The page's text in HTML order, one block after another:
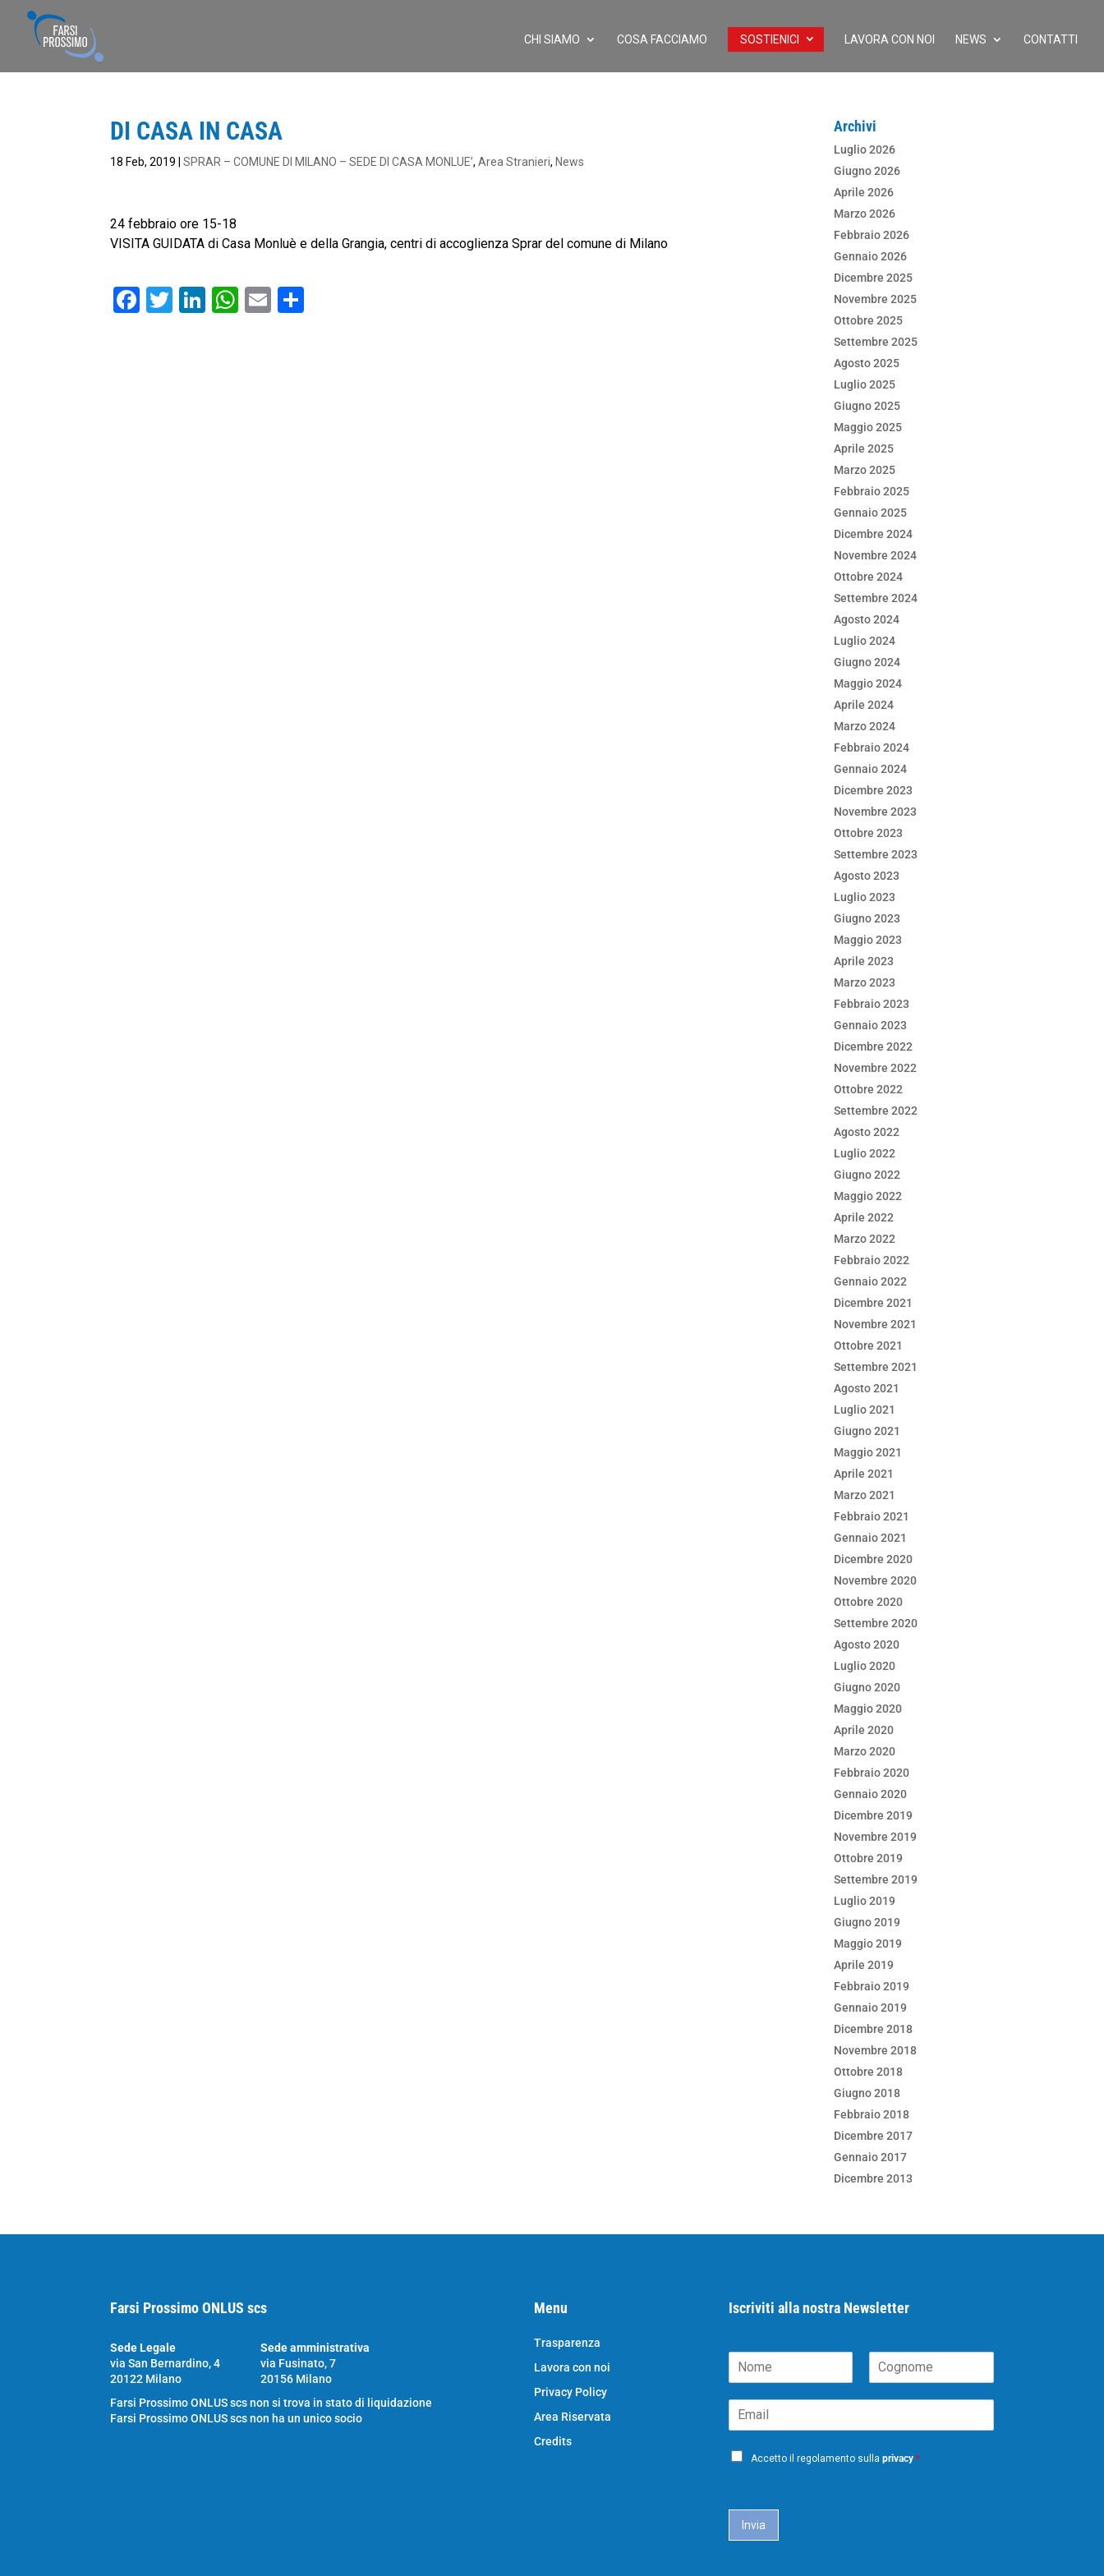
CHI SIAMO COSA FACCIAMO SOSTIENICI LAVORA CON NOI NEWS CONTATTI
DI CASA IN CASA
18 Feb, 2019 |SPRAR – COMUNE DI MILANO – SEDE DI CASA MONLUE’,Area Stranieri, News
24 febbraio ore 15-18
VISITA GUIDATA di Casa Monluè e della Grangia, centri di accoglienza Sprar del comune di Milano
F
T
Li W E
Archivi
Luglio 2026
Giugno 2026
Aprile 2026
Marzo 2026
Febbraio 2026
Gennaio 2026
Dicembre 2025
Novembre 2025
Ottobre 2025
Settembre 2025
Agosto 2025
Luglio 2025
Giugno 2025
Maggio 2025
Aprile 2025
Marzo 2025
Febbraio 2025
Gennaio 2025
Dicembre 2024
Novembre 2024
Ottobre 2024
Settembre 2024
Agosto 2024
Luglio 2024
Giugno 2024
Maggio 2024
Aprile 2024
Marzo 2024
Febbraio 2024
Gennaio 2024
Dicembre 2023
Novembre 2023
Ottobre 2023
Settembre 2023
Agosto 2023
Luglio 2023
Giugno 2023
Maggio 2023
Aprile 2023
Marzo 2023
Febbraio 2023
Gennaio 2023
Dicembre 2022
Novembre 2022
Ottobre 2022
Settembre 2022
Agosto 2022
Luglio 2022
Giugno 2022
Maggio 2022
Aprile 2022
Marzo 2022
Febbraio 2022
Gennaio 2022
Dicembre 2021
Novembre 2021
Ottobre 2021
Settembre 2021
Agosto 2021
Luglio 2021
Giugno 2021
Maggio 2021
Aprile 2021
Marzo 2021
Febbraio 2021
Gennaio 2021
Dicembre 2020
Novembre 2020
Ottobre 2020
Settembre 2020
Agosto 2020
Luglio 2020
Giugno 2020
Maggio 2020
Aprile 2020
Marzo 2020
Febbraio 2020
Gennaio 2020
Dicembre 2019
Novembre 2019
Ottobre 2019
Settembre 2019
Luglio 2019
Giugno 2019
Maggio 2019
Aprile 2019
Febbraio 2019
Gennaio 2019
Dicembre 2018
Novembre 2018
Ottobre 2018
Giugno 2018
Febbraio 2018
Dicembre 2017
Gennaio 2017
Dicembre 2013
Farsi Prossimo ONLUS scs
Sede Legale
via San Bernardino, 4
20122 Milano
Sede amministrativa
via Fusinato, 7
20156 Milano
Farsi Prossimo ONLUS scs non si trova in stato di liquidazione
Farsi Prossimo ONLUS scs non ha un unico socio
Menu
Trasparenza
Lavora con noi
Privacy Policy
Area Riservata
Credits
Iscriviti alla nostra Newsletter
o
e
o
n
m
m
P
Accetto il regolamento sulla privacy *
Invia